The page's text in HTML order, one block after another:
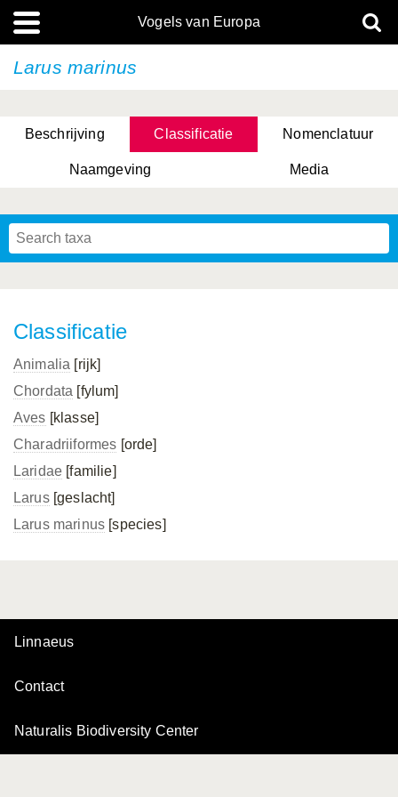
Vogels van Europa
Larus marinus
Beschrijving Classificatie Nomenclatuur
Naamgeving Media
Classificatie
Animalia [rijk]
Chordata [fylum]
Aves [klasse]
Charadriiformes [orde]
Laridae [familie]
Larus[geslacht]
Larus marinus [species]
Linnaeus
Contact
Naturalis Biodiversity Center